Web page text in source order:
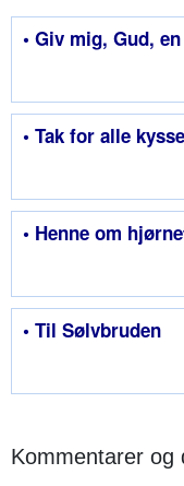
• Giv mig, Gud,
• Tak for alle
• Henne om
• Til Sølvbruden
Kommentarer